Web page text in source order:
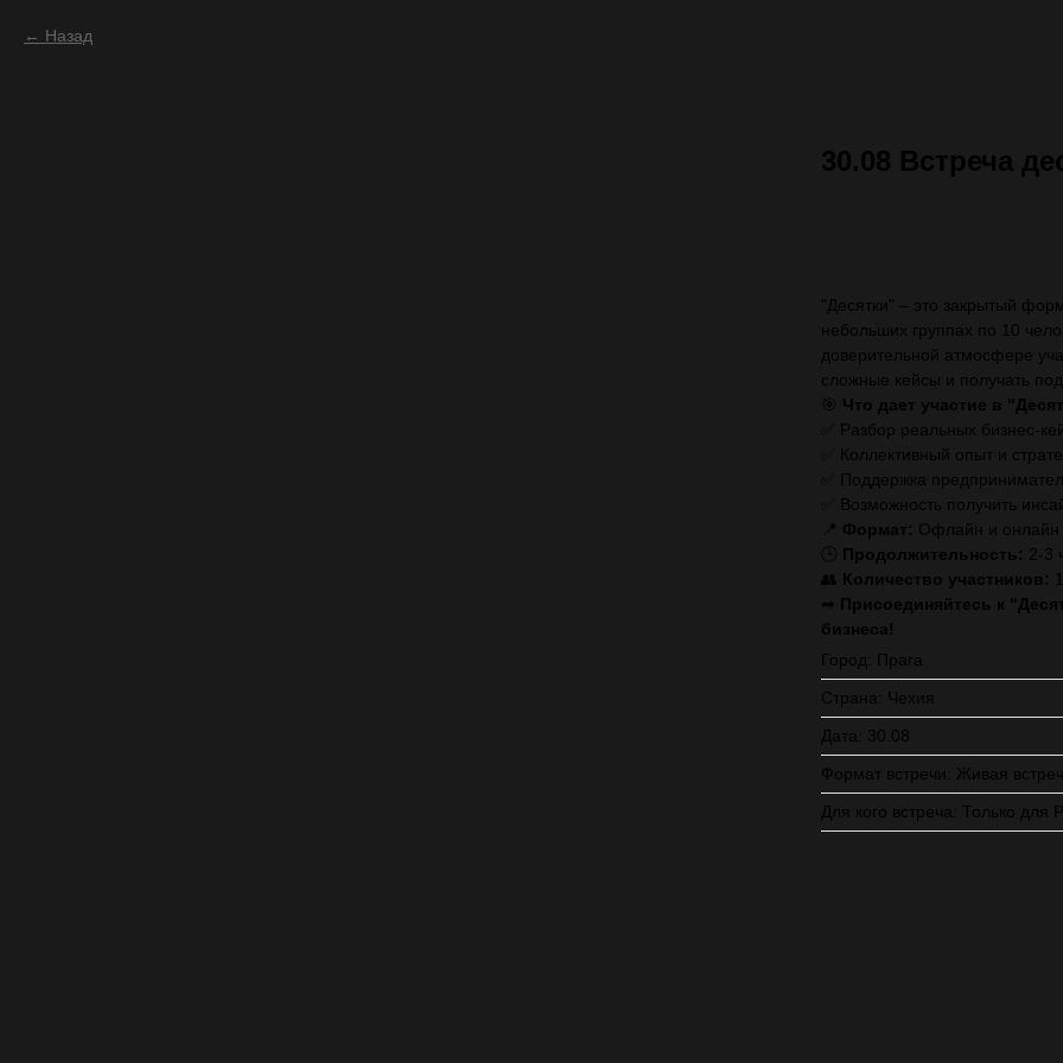
Назад
30.08 Встреча
"Десятки" – это закрытый
небольших группах по 10
доверительной атмосфере
сложные кейсы и получать
🎯 Что дает участие в
✅ Разбор реальных бизнес-
✅ Коллективный опыт и
✅ Поддержка
✅ Возможность получить
📍 Формат: Офлайн и онлайн
Продолжительность: 2-3
👥 Количество участников:
➡ Присоединяйтесь к
бизнеса!
Город: Прага
Страна: Чехия
Дата: 30.08
Формат встречи: Живая
Для кого встреча: Только для